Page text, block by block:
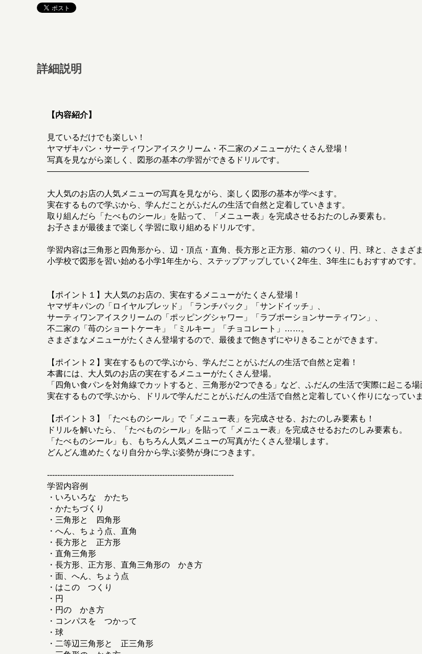
詳細説明
【内容紹介】
見ているだけでも楽しい！
ヤマザキパン・サーティワンアイスクリーム・不二家のメニューがたくさん登場！
写真を見ながら楽しく、図形の基本の学習ができるドリルです。
――――――――――――――――――――――――――――――――
大人気のお店の人気メニューの写真を見ながら、楽しく図形の基本が学べます。
実在するもので学ぶから、学んだことがふだんの生活で自然と定着していきます。
取り組んだら「たべものシール」を貼って、「メニュー表」を完成させるおたのしみ要素も。
お子さまが最後まで楽しく学習に取り組めるドリルです。
学習内容は三角形と四角形から、辺・頂点・直角、長方形と正方形、箱のつくり、円、球と、さまざ
小学校で図形を習い始める小学1年生から、ステップアップしていく2年生、3年生にもおすすめです。
【ポイント１】大人気のお店の、実在するメニューがたくさん登場！
ヤマザキパンの「ロイヤルブレッド」「ランチパック」「サンドイッチ」、
サーティワンアイスクリームの「ポッピングシャワー」「ラブポーションサーティワン」、
不二家の「苺のショートケーキ」「ミルキー」「チョコレート」……。
さまざまなメニューがたくさん登場するので、最後まで飽きずにやりきることができます。
【ポイント２】実在するもので学ぶから、学んだことがふだんの生活で自然と定着！
本書には、大人気のお店の実在するメニューがたくさん登場。
「四角い食パンを対角線でカットすると、三角形が2つできる」など、ふだんの生活で実際に起こる場
実在するもので学ぶから、ドリルで学んだことがふだんの生活で自然と定着していく作りになっていま
【ポイント３】「たべものシール」で「メニュー表」を完成させる、おたのしみ要素も！
ドリルを解いたら、「たべものシール」を貼って「メニュー表」を完成させるおたのしみ要素も。
「たべものシール」も、もちろん人気メニューの写真がたくさん登場します。
どんどん進めたくなり自分から学ぶ姿勢が身につきます。
-------------------------------------------------------------------------
学習内容例
・いろいろな かたち
・かたちづくり
・三角形と 四角形
・へん、ちょう点、直角
・長方形と 正方形
・直角三角形
・長方形、正方形、直角三角形の かき方
・面、へん、ちょう点
・はこの つくり
・円
・円の かき方
・コンパスを つかって
・球
・二等辺三角形と 正三角形